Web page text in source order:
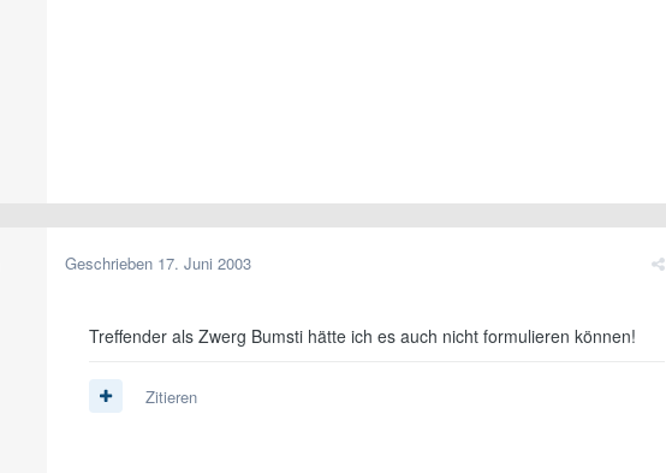
Geschrieben 17. Juni 2003
Treffender als Zwerg Bumsti hätte ich es auch nicht formulieren können!
Zitieren